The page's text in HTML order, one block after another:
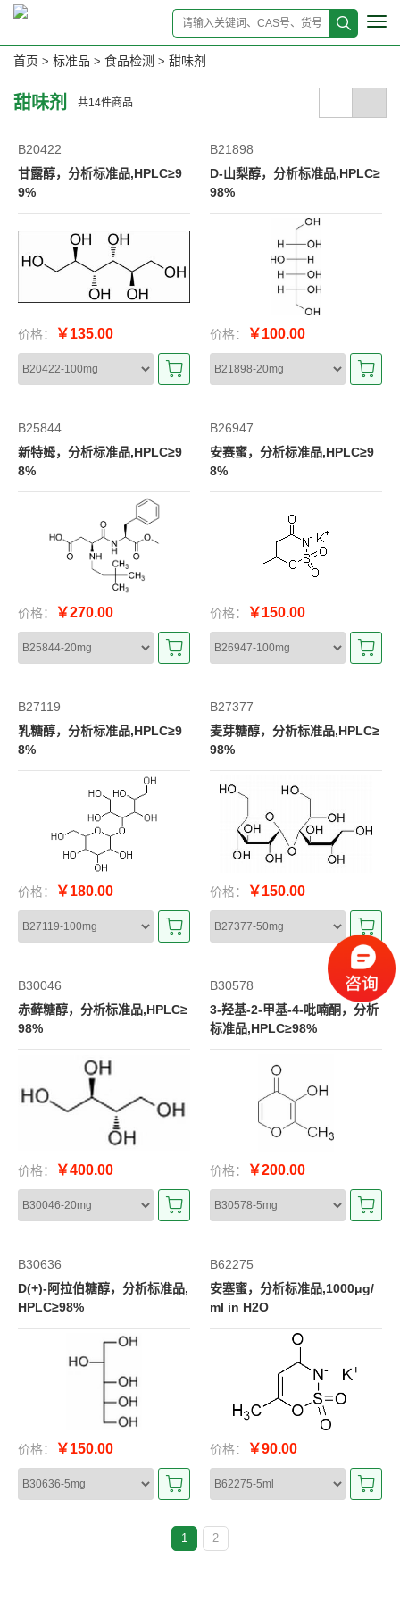
首页 > 标准品 > 食品检测 > 甜味剂
甜味剂 共14件商品
B20422
甘露醇，分析标准品,HPLC≥9
9%
价格： ￥135.00
B21898
D-山梨醇，分析标准品,HPLC≥
98%
价格： ￥100.00
B25844
新特姆，分析标准品,HPLC≥9
8%
价格： ￥270.00
B26947
安赛蜜，分析标准品,HPLC≥9
8%
价格： ￥150.00
B27119
乳糖醇，分析标准品,HPLC≥9
8%
价格： ￥180.00
B27377
麦芽糖醇，分析标准品,HPLC≥
98%
价格： ￥150.00
B30046
赤藓糖醇，分析标准品,HPLC≥
98%
价格： ￥400.00
B30578
3-羟基-2-甲基-4-吡喃酮，分析
标准品,HPLC≥98%
价格： ￥200.00
B30636
D(+)-阿拉伯糖醇，分析标准品,
HPLC≥98%
价格： ￥150.00
B62275
安塞蜜，分析标准品,1000μg/
ml in H2O
价格： ￥90.00
1 2